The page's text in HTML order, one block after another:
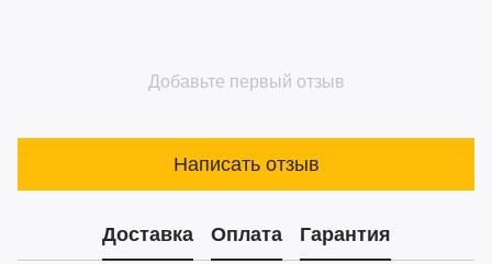
Добавьте первый отзыв
Написать отзыв
Доставка Оплата Гарантия